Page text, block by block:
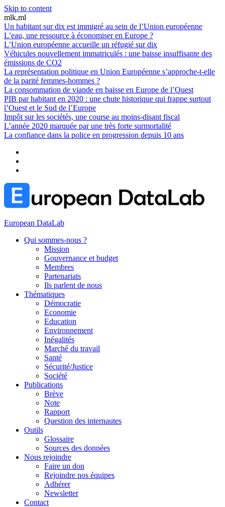
Skip to content
mlk,ml
Un habitant sur dix est immigré au sein de l’Union européenne
L’eau, une ressource à économiser en Europe ?
L’Union européenne accueille un réfugié sur dix
Véhicules nouvellement immatriculés : une baisse insuffisante des
émissions de CO2
La représentation politique en Union Européenne s’approche-t-elle
de la parité femmes-hommes ?
La consommation de viande en baisse en Europe de l’Ouest
PIB par habitant en 2020 : une chute historique qui frappe surtout
l’Ouest et le Sud de l’Europe
Impôt sur les sociétés, une course au moins-disant fiscal
L’année 2020 marquée par une très forte surmortalité
La confiance dans la police en progression depuis 10 ans
European DataLab
Qui sommes-nous ?
Mission
Gouvernance et budget
Membres
Partenariats
Ils parlent de nous
Thématiques
Démocratie
Economie
Education
Environnement
Inégalités
Marché du travail
Santé
Sécurité/Justice
Société
Publications
Brève
Note
Rapport
Question des internautes
Outils
Glossaire
Sources des données
Nous rejoindre
Faire un don
Rejoindre nos équipes
Adhérer
Newsletter
Contact